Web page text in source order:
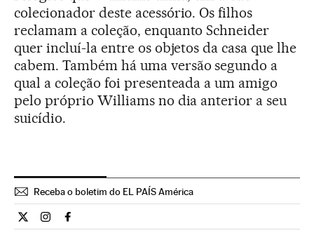
colecionador deste acessório. Os filhos
reclamam a coleção, enquanto Schneider
quer incluí-la entre os objetos da casa que lhe
cabem. Também há uma versão segundo a
qual a coleção foi presenteada a um amigo
pelo próprio Williams no dia anterior a seu
suicídio.
Receba o boletim do EL PAÍS América
Estilo El País Brasil en Twitter
Estilo El País Brasil en Instagram
Estilo El País Brasil en Facebook